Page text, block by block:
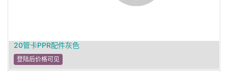
20管卡PPR配件灰色
登陆后价格可见